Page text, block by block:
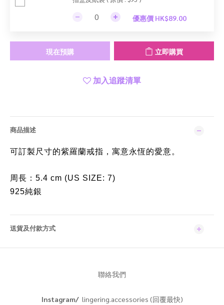
優惠價 HK$89.00
現在預購 立即購買
加入追蹤清單
商品描述
可訂製尺寸的紫羅蘭戒指，寓意永恆的愛意。
周長：5.4 cm (US SIZE: 7)
925純銀
送貨及付款方式
聯絡我們
Instagram/ lingering.accessories (回覆最快)